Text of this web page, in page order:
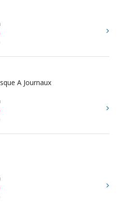
A Journaux